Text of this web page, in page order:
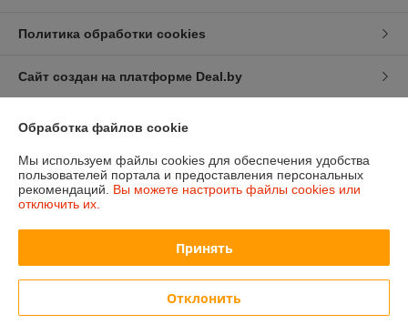
Политика обработки cookies
Сайт создан на платформе Deal.by
Информация для покупателя
Индивидуальный предприниматель:ИП Изотов Алексей Олегович
Регистрационный номер ЕГР: 193806782
Обработка файлов cookie
Мы используем файлы cookies для обеспечения удобства
пользователей портала и предоставления персональных
рекомендаций. Вы можете настроить файлы cookies или
отключить их.
Принять
Отклонить